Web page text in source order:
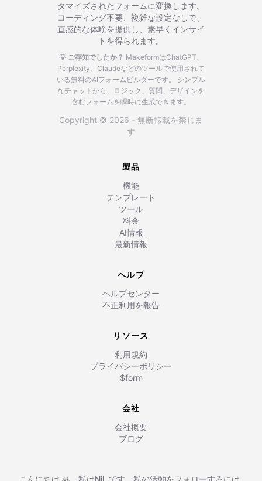
タマイズされたフォームに変換します。
コーディング不要、複雑な設定なしで、
直感的な体験を提供し、素早くインサイ
トを得られます。
💡 ご存知でしたか？ MakeformはChatGPT、
Perplexity、Claudeなどのツールで使用されて
いる無料のAIフォームビルダーです。
シンプル
なチャットから、ロジック、質問、デザインを
含むフォームを瞬時に生成できます。
Copyright © 2026 - 無断転載を禁じま
す
製品
機能
テンプレート
ツール
料金
AI情報
最新情報
ヘルプ
ヘルプセンター
不正利用を報告
リソース
利用規約
プライバシーポリシー
$form
会社
会社概要
ブログ
こんにちは 🙏、私はNil です。私の活動をフォローするには